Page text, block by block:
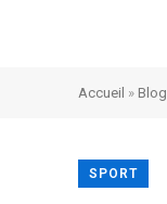
Accueil » Blog
SPORT